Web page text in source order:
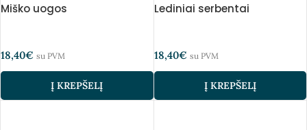
Miško uogos
18,40€ su PVM
Į KREPŠELĮ
Lediniai serbentai
18,40€ su PVM
Į KREPŠELĮ